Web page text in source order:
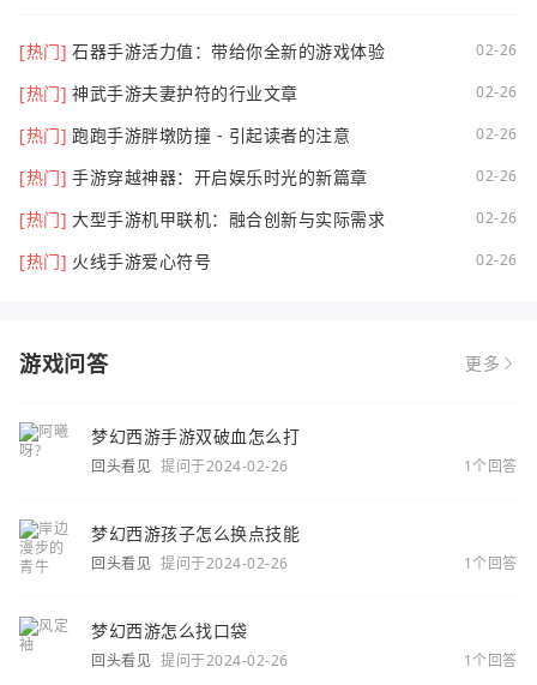
[热门] 石器手游活力值：带给你全新的游戏体验 02-26
[热门] 神武手游夫妻护符的行业文章 02-26
[热门] 跑跑手游胖墩防撞 - 引起读者的注意 02-26
[热门] 手游穿越神器：开启娱乐时光的新篇章 02-26
[热门] 大型手游机甲联机：融合创新与实际需求 02-26
[热门] 火线手游爱心符号 02-26
游戏问答 更多
梦幻西游手游双破血怎么打
回头看见 提问于2024-02-26 1个回答
梦幻西游孩子怎么换点技能
回头看见 提问于2024-02-26 1个回答
梦幻西游怎么找口袋
回头看见 提问于2024-02-26 1个回答